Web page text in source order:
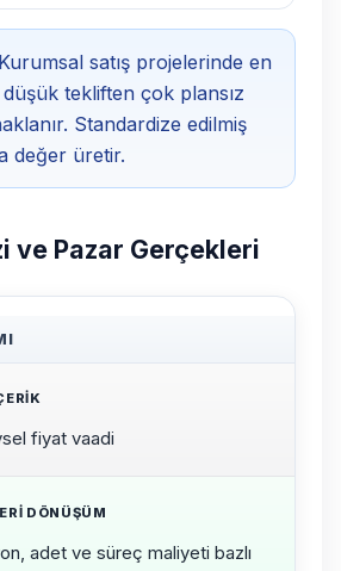
Kurumsal satış projelerinde en
tekliften çok plansız
Standardize edilmiş
değer üretir.
ve Pazar Gerçekleri
fiyat vaadi
DÖNÜŞÜM
adet ve süreç maliyeti bazlı